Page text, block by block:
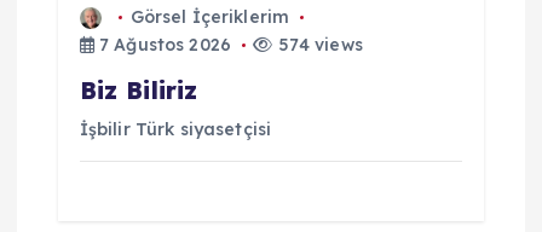
Görsel İçeriklerim
7 Ağustos 2026
574 views
Biz Biliriz
İşbilir Türk siyasetçisi